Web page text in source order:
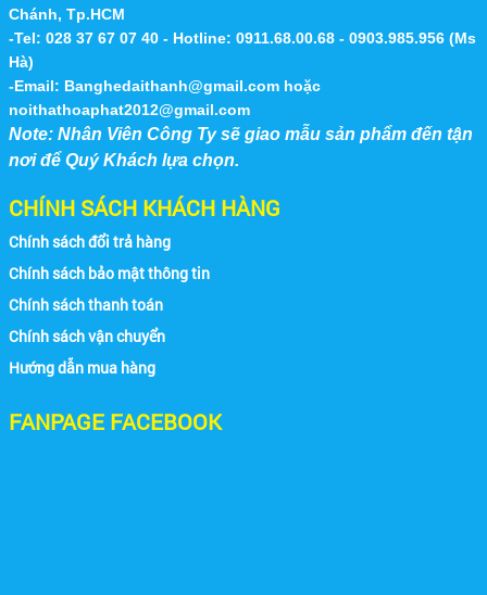
Chánh, Tp.HCM
-Tel: 028 37 67 07 40 - Hotline: 0911.68.00.68 - 0903.985.956 (Ms
Hà)
-Email: Banghedaithanh@gmail.com hoặc
noithathoaphat2012@gmail.com
Note: Nhân Viên Công Ty sẽ giao mẫu sản phẩm đến tận
nơi để Quý Khách lựa chọn.
CHÍNH SÁCH KHÁCH HÀNG
Chính sách đổi trả hàng
Chính sách bảo mật thông tin
Chính sách thanh toán
Chính sách vận chuyển
Hướng dẫn mua hàng
FANPAGE FACEBOOK